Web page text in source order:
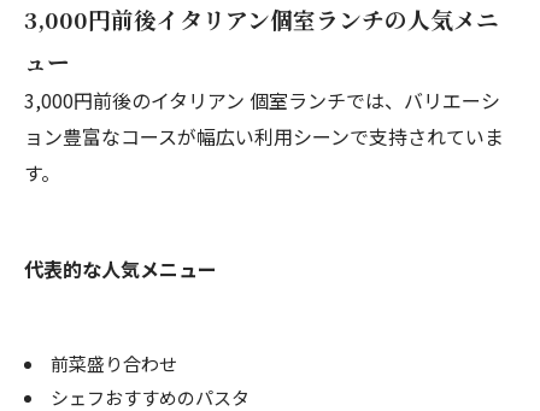
3,000円前後イタリアン個室ランチの人気メニ
ュー
3,000円前後のイタリアン 個室ランチでは、バリエーシ
ョン豊富なコースが幅広い利用シーンで支持されていま
す。
代表的な人気メニュー
前菜盛り合わせ
シェフおすすめのパスタ